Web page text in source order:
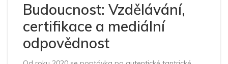
Budoucnost: Vzdělávání,
certifikace a mediální
odpovědnost